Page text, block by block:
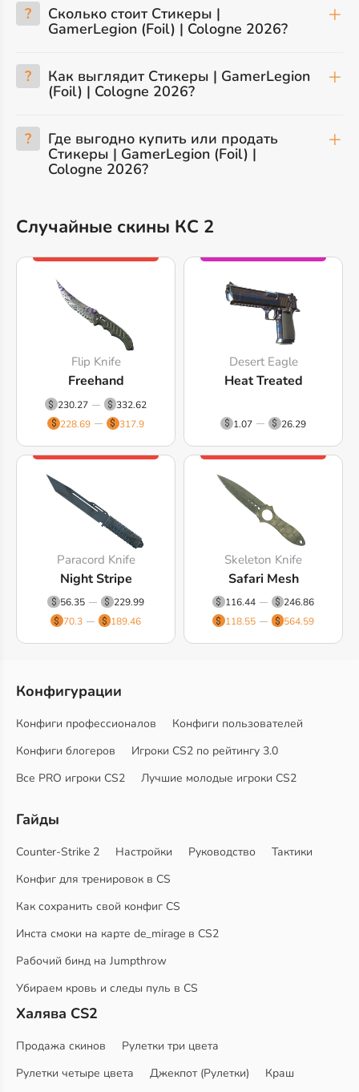
? Сколько стоит Стикеры |
GamerLegion (Foil) | Cologne 2026?
? Как выглядит Стикеры | GamerLegion
(Foil) | Cologne 2026?
? Где выгодно купить или продать
Стикеры | GamerLegion (Foil) |
Cologne 2026?
Случайные скины КС 2
Flip Knife
Freehand
230.27
332.62
228.69
317.9
Desert Eagle
Heat Treated
1.07 26.29
Paracord Knife
Night Stripe
56.35
229.99
70.3
189.46
Skeleton Knife
Safari Mesh
116.44
246.86
118.55
564.59
Конфигурации
Конфиги профессионалов
Конфиги пользователей
Конфиги блогеров
Игроки CS2 по рейтингу 3.0
Все PRO игроки CS2
Лучшие молодые игроки CS2
Гайды
Counter-Strike 2 Настройки Руководство
Тактики
Конфиг для тренировок в CS
Как сохранить свой конфиг CS
Инста смоки на карте de_mirage в CS2
Рабочий бинд на Jumpthrow
Убираем кровь и следы пуль в CS
Халява CS2
Продажа скинов
Рулетки три цвета
Рулетки четыре цвета
Джекпот (Рулетки)
Краш